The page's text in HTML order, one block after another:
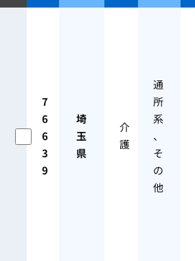
7
6
6
3
9
埼
玉
県
介
護
通
所
系
、
そ
の
他